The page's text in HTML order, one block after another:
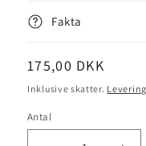
Fakta
Normalpris
175,00 DKK
Inklusive skatter. Levering
Antal
Antal